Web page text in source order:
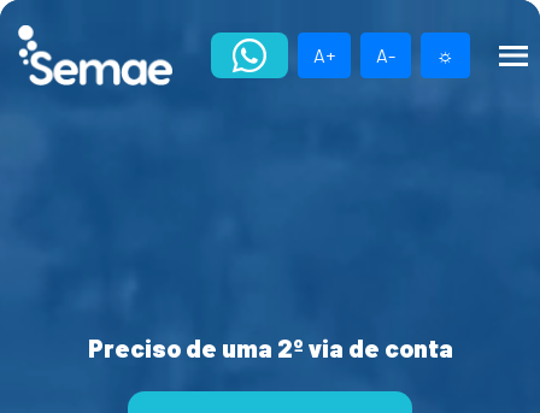
Skip
content
A+ A- ☼
Preciso de uma 2º via de conta